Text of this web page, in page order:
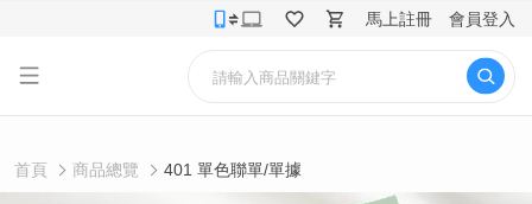
馬上註冊 會員登入
首頁 商品總覽 401 單色聯單/單據